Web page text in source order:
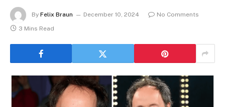
By Felix Braun December 10, 2024
No Comments
3 Mins Read